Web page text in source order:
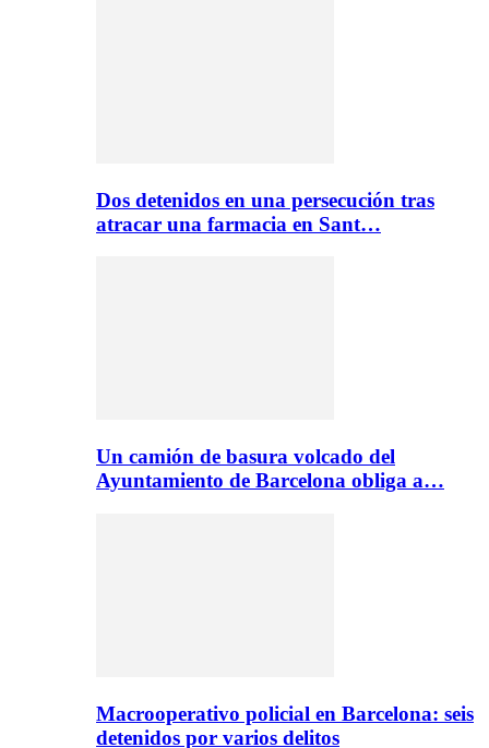
Dos detenidos en una persecución tras
atracar una farmacia en Sant…
Un camión de basura volcado del
Ayuntamiento de Barcelona obliga a…
Macrooperativo policial en Barcelona: seis
detenidos por varios delitos